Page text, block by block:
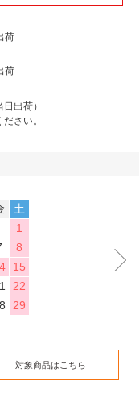
荷
荷
出荷）
さい。
土
1
8
15
22
29
対象商品はこちら